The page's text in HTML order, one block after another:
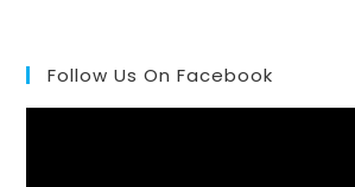
Follow Us On Facebook